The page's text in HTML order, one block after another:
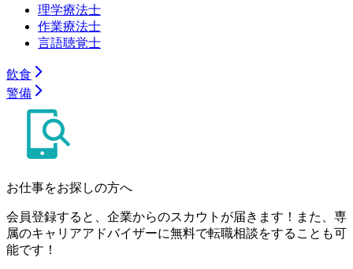
理学療法士
作業療法士
言語聴覚士
飲食
警備
お仕事をお探しの方へ
会員登録すると、企業からのスカウトが届きます！また、専
属のキャリアアドバイザーに無料で転職相談をすることも可
能です！